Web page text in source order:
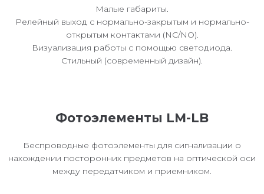
Малые габариты.
Релейный выход с нормально-закрытым и нормально-
открытым контактами (NC/NO).
Визуализация работы с помощью светодиода.
Стильный (современный дизайн).
Фотоэлементы LM-LB
Беспроводные фотоэлементы для сигнализации о
нахождении посторонних предметов на оптической оси
между передатчиком и приемником.